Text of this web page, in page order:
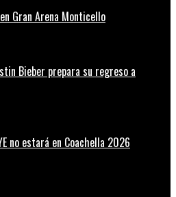
Gran Arena Monticello
Bieber prepara su regreso a
no estará en Coachella 2026